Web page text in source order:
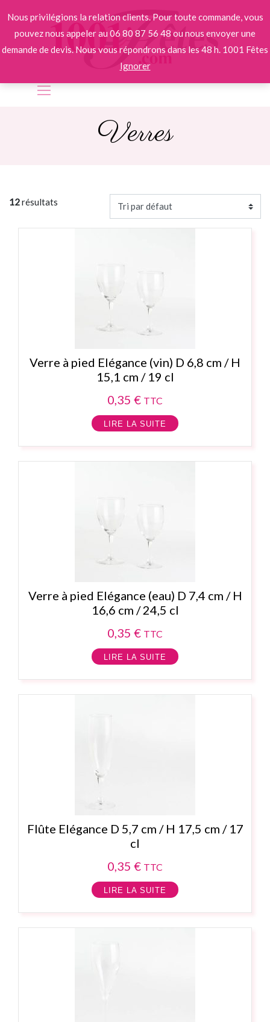
Verres
12résultats
Verre à pied Elégance (vin) D 6,8 cm / H
15,1 cm / 19 cl
0,35 € TTC
LIRE LA SUITE
Verre à pied Elégance (eau) D 7,4 cm / H
16,6 cm / 24,5 cl
0,35 € TTC
LIRE LA SUITE
Flûte Elégance D 5,7 cm / H 17,5 cm / 17
cl
0,35 € TTC
LIRE LA SUITE
Nous privilégions la relation clients. Pour toute commande, vous
pouvez nous appeler au 06 80 87 56 48 ou nous envoyer une
demande de devis. Nous vous répondrons dans les 48 h. 1001 Fêtes
Ignorer